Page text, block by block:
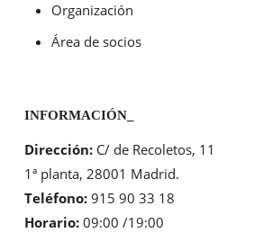
Organización
Área de socios
INFORMACIÓN_
Dirección:C/ de Recoletos, 11
1ª planta, 28001 Madrid.
Teléfono:915 90 33 18
Horario:09:00 /19:00